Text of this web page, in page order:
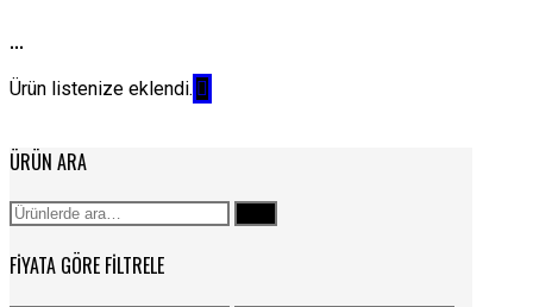
...
Ürün listenize eklendi.
ÜRÜN ARA
Ara:
FIYATA GÖRE FILTRELE